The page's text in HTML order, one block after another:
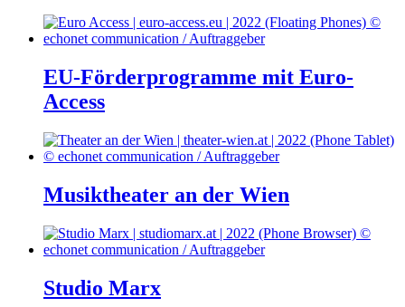
EU-Förderprogramme mit Euro-
Access
Musiktheater an der Wien
Studio Marx